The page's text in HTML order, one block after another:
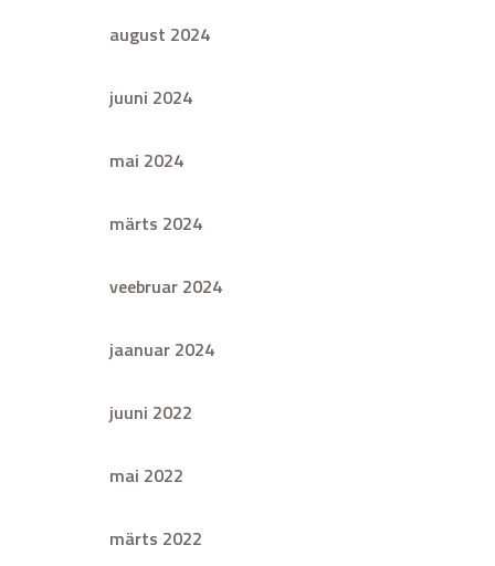
august 2024
juuni 2024
mai 2024
märts 2024
veebruar 2024
jaanuar 2024
juuni 2022
mai 2022
märts 2022